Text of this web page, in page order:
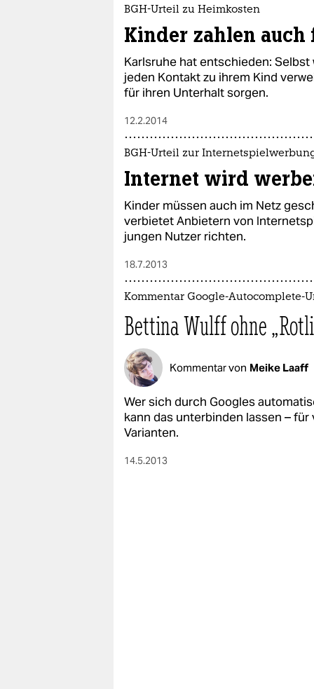
epaper login
BGH-Urteil zu Heimkosten
Kinder zahlen auch
Karlsruhe hat entschieden:
jeden Kontakt zu ihrem Kind
für ihren Unterhalt sorgen.
12.2.2014
BGH-Urteil zur
Internet wird
Kinder müssen auch im Netz
verbietet Anbietern von
jungen Nutzer richten.
18.7.2013
Kommentar Google-Autocomplete-
Bettina Wulff ohne
Kommentar von Meike Laaff
Wer sich durch Googles
kann das unterbinden lassen –
Varianten.
14.5.2013